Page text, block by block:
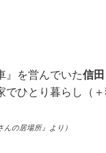
』を営んでいた信
ひとり暮らし（
の居場所』より）